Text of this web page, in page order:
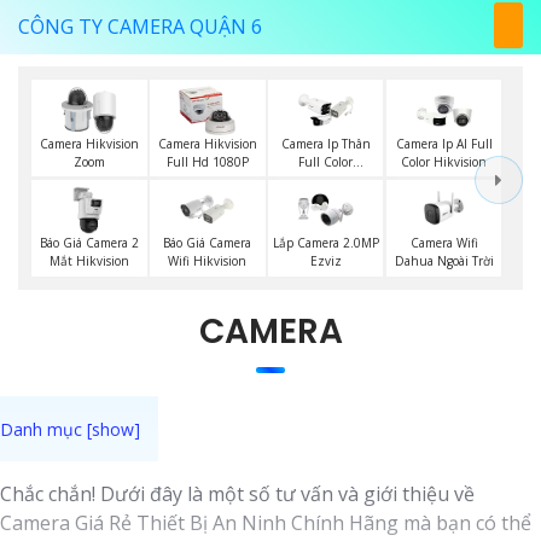
CÔNG TY CAMERA QUẬN 6
Camera Hikvision
Zoom
Camera Hikvision
Full Hd 1080P
Camera Ip Thân
Full Color
Camera Ip AI Full
Color Hikvision
Báo Giá Camera 2
Mắt Hikvision
Báo Giá Camera
Wifi Hikvision
Lắp Camera 2.0MP
Ezviz
Camera Wifi
Dahua Ngoài Trời
CAMERA
Chắc chắn! Dưới đây là một số tư vấn và giới thiệu về
Camera Giá Rẻ Thiết Bị An Ninh Chính Hãng mà bạn có thể